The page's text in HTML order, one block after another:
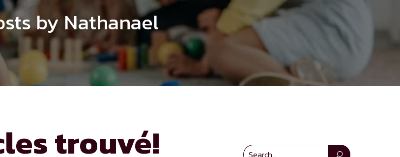
byNathanael
trouvé!